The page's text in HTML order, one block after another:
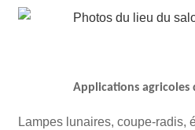
Applications agricoles
Lampes lunaires, coupe-radis,